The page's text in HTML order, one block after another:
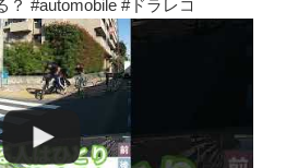
？ #automobile #ドラレコ